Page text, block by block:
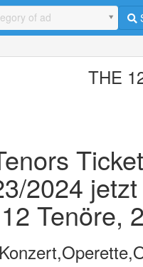
of ad
THE
2024
Tenöre,